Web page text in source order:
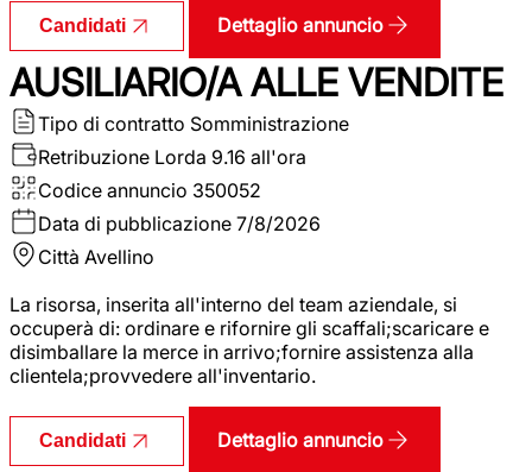
Candidati Dettaglio annuncio
AUSILIARIO/A ALLE VENDITE
Tipo di contratto Somministrazione
Retribuzione Lorda 9.16 all'ora
Codice annuncio 350052
Data di pubblicazione 7/8/2026
Città Avellino
La risorsa, inserita all'interno del team aziendale, si
occuperà di: ordinare e rifornire gli scaffali;scaricare e
disimballare la merce in arrivo;fornire assistenza alla
clientela;provvedere all'inventario.
Candidati Dettaglio annuncio